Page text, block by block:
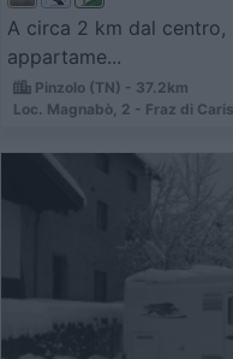
A circa 2 km dal
appartame...
Pinzolo (TN) - 37.2km
Loc. Magnabò, 2 - Fraz di